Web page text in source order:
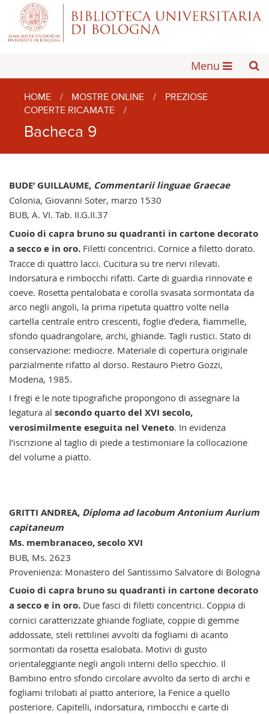
Menu
HOME / MOSTRE ONLINE /
PREZIOSE
COPERTE RICAMATE
/
Bacheca 9
BUDE’ GUILLAUME, Commentarii linguae Graecae
Colonia, Giovanni Soter, marzo 1530
BUB, A. VI. Tab. II.G.II.37
Cuoio di capra bruno su quadranti in cartone decorato
a secco e in oro.Filetti concentrici. Cornice a filetto dorato.
Tracce di quattro lacci. Cucitura su tre nervi rilevati.
Indorsatura e rimbocchi rifatti. Carte di guardia rinnovate e
coeve. Rosetta pentalobata e corolla svasata sormontata da
arco negli angoli, la prima ripetuta quattro volte nella
cartella centrale entro crescenti, foglie d’edera, fiammelle,
sfondo quadrangolare, archi, ghiande. Tagli rustici. Stato di
conservazione: mediocre. Materiale di copertura originale
parzialmente rifatto al dorso. Restauro Pietro Gozzi,
Modena, 1985.
I fregi e le note tipografiche propongono di assegnare la
legatura al secondo quarto del XVI secolo,
verosimilmente eseguita nel Veneto. In evidenza
l’iscrizione al taglio di piede a testimoniare la collocazione
del volume a piatto.
GRITTI ANDREA, Diploma ad Iacobum Antonium Aurium
capitaneum
Ms. membranaceo, secolo XVI
BUB, Ms. 2623
Provenienza: Monastero del Santissimo Salvatore di Bologna
Cuoio di capra bruno su quadranti in cartone decorato
a secco e in oro.Due fasci di filetti concentrici. Coppia di
cornici caratterizzate ghiande fogliate, coppie di gemme
addossate, steli rettilinei avvolti da fogliami di acanto
sormontati da rosetta esalobata. Motivi di gusto
orientaleggiante negli angoli interni dello specchio. Il
Bambino entro sfondo circolare avvolto da serto di archi e
fogliami trilobati al piatto anteriore, la Fenice a quello
posteriore. Capitelli, indorsatura, rimbocchi e carte di